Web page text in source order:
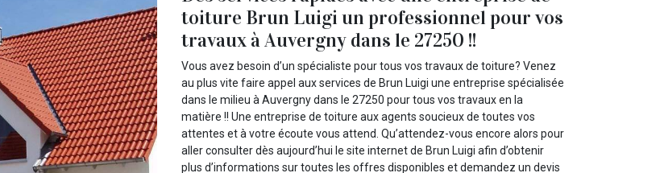
toiture Brun Luigi un professionnel pour vos
travaux à Auvergny dans le 27250 !!
Vous avez besoin d’un spécialiste pour tous vos travaux de toiture? Venez
au plus vite faire appel aux services de Brun Luigi une entreprise spécialisée
dans le milieu à Auvergny dans le 27250 pour tous vos travaux en la
matière !! Une entreprise de toiture aux agents soucieux de toutes vos
attentes et à votre écoute vous attend. Qu’attendez-vous encore alors pour
aller consulter dès aujourd’hui le site internet de Brun Luigi afin d’obtenir
plus d’informations sur toutes les offres disponibles et demandez un devis